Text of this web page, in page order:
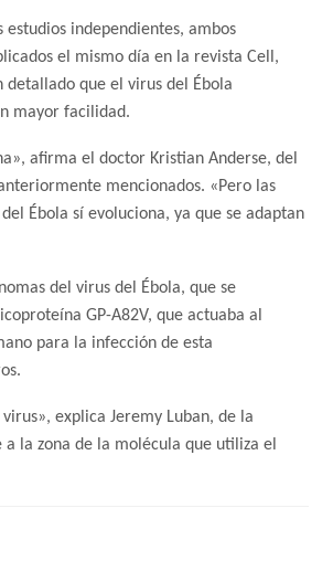
estudios independientes, ambos
el mismo día en la revista Cell,
detallado que el virus del Ébola
mayor facilidad.
afirma el doctor Kristian Anderse, del
mencionados. «Pero las
Ébola sí evoluciona, ya que se adaptan
del virus del Ébola, que se
GP-A82V, que actuaba al
para la infección de esta
explica Jeremy Luban, de la
la zona de la molécula que utiliza el